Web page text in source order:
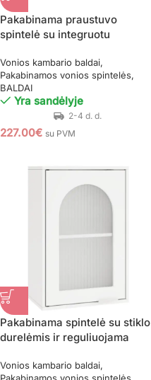
Pakabinama praustuvo
spintelė su integruotu
užsidarančiais stalčiais
Vonios kambario baldai
Pakabinamos vonios spintelės
BALDAI
Yra sandėlyje
227.00€ su PVM
Pakabinama spintelė su stiklo
durelėmis ir reguliuojama
Vonios kambario baldai